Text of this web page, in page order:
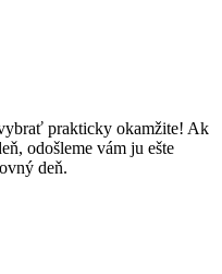
prakticky okamžite! Ak
odošleme vám ju ešte
deň.